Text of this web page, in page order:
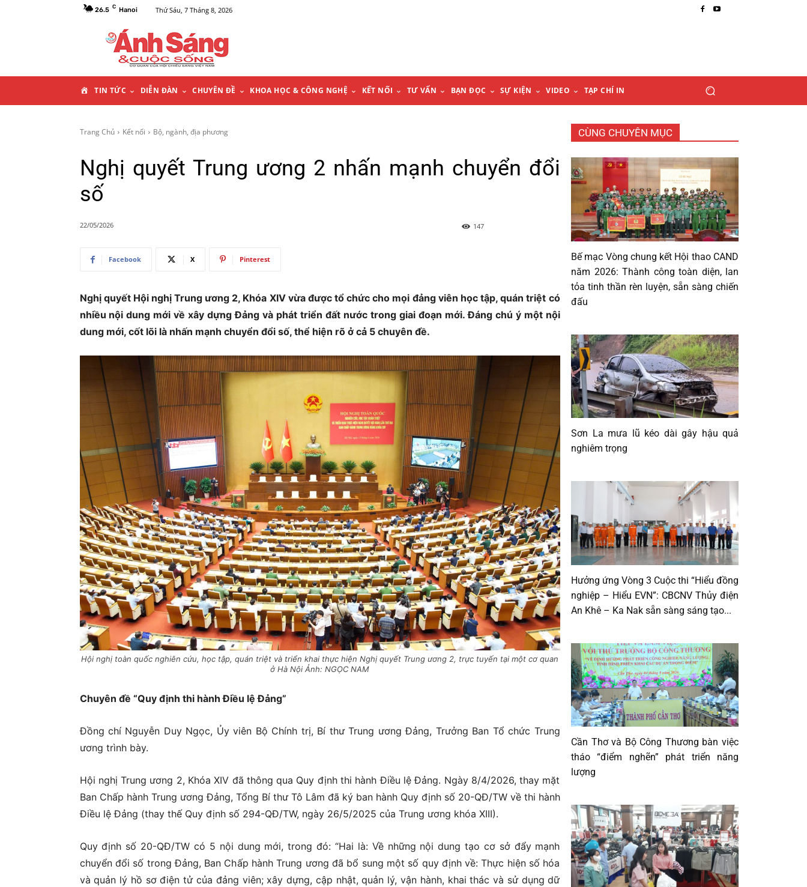
26.5 C Hanoi Thứ Sáu, 7 Tháng 8, 2026
N
H
TIN TỨC DIỄN ĐÀN CHUYÊN ĐỀ KHOA HỌC & CÔNG NGHỆ KẾT NỐI TƯ VẤN BẠN ĐỌC SỰ KIỆN VIDEO TẠP CHÍ IN
Trang Chủ Kết nối Bộ, ngành, địa phương
Nghị quyết Trung ương 2 nhấn mạnh chuyển đổi
số
22/05/2026 147
Facebook X Pinterest
Nghị quyết Hội nghị Trung ương 2, Khóa XIV vừa được tổ chức cho mọi đảng viên học tập, quán triệt có
nhiều nội dung mới về xây dựng Đảng và phát triển đất nước trong giai đoạn mới. Đáng chú ý một nội
dung mới, cốt lõi là nhấn mạnh chuyển đổi số, thể hiện rõ ở cả 5 chuyên đề.
Hội nghị toàn quốc nghiên cứu, học tập, quán triệt và triển khai thực hiện Nghị quyết Trung ương 2, trực tuyến tại một cơ quan
ở Hà Nội Ảnh: NGỌC NAM
Chuyên đề “Quy định thi hành Điều lệ Đảng”
Đồng chí Nguyễn Duy Ngọc, Ủy viên Bộ Chính trị, Bí thư Trung ương Đảng, Trưởng Ban Tổ chức Trung
ương trình bày.
Hội nghị Trung ương 2, Khóa XIV đã thông qua Quy định thi hành Điều lệ Đảng. Ngày 8/4/2026, thay mặt
Ban Chấp hành Trung ương Đảng, Tổng Bí thư Tô Lâm đã ký ban hành Quy định số 20-QĐ/TW về thi hành
Điều lệ Đảng (thay thế Quy định số 294-QĐ/TW, ngày 26/5/2025 của Trung ương khóa XIII).
Quy định số 20-QĐ/TW có 5 nội dung mới, trong đó: “Hai là: Về những nội dung tạo cơ sở đẩy mạnh
chuyển đổi số trong Đảng, Ban Chấp hành Trung ương đã bổ sung một số quy định về: Thực hiện số hóa
và quản lý hồ sơ điện tử của đảng viên; xây dựng, cập nhật, quản lý, vận hành, khai thác và sử dụng dữ
CÙNG CHUYÊN MỤC
Bế mạc Vòng chung kết Hội thao CAND
năm 2026: Thành công toàn diện, lan
tỏa tinh thần rèn luyện, sẵn sàng chiến
đấu
Sơn La mưa lũ kéo dài gây hậu quả
nghiêm trọng
Hưởng ứng Vòng 3 Cuộc thi “Hiểu đồng
nghiệp – Hiểu EVN”: CBCNV Thủy điện
An Khê – Ka Nak sẵn sàng sáng tạo...
Cần Thơ và Bộ Công Thương bàn việc
tháo “điểm nghẽn” phát triển năng
lượng